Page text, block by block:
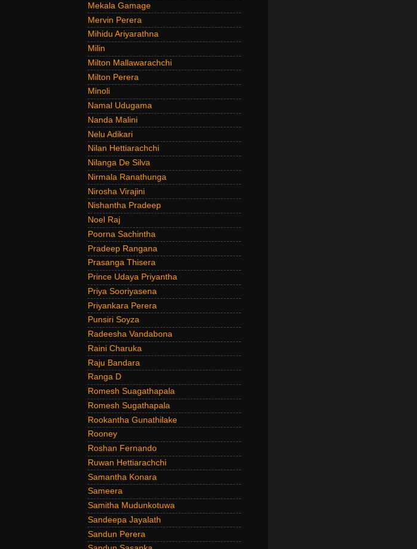
Mekala Gamage
Mervin Perera
Mihidu Ariyarathna
Milin
Milton Mallawarachchi
Milton Perera
Minoli
Namal Udugama
Nanda Malini
Nelu Adikari
Nilan Hettiarachchi
Nilanga De Silva
Nirmala Ranathunga
Nirosha Virajini
Nishantha Pradeep
Noel Raj
Poorna Sachintha
Pradeep Rangana
Prasanga Thisera
Prince Udaya Priyantha
Priya Sooriyasena
Priyankara Perera
Punsiri Soyza
Radeesha Vandabona
Raini Charuka
Raju Bandara
Ranga D
Romesh Suagathapala
Romesh Sugathapala
Rookantha Gunathilake
Rooney
Roshan Fernando
Ruwan Hettiarachchi
Samantha Konara
Sameera
Samitha Mudunkotuwa
Sandeepa Jayalath
Sandun Perera